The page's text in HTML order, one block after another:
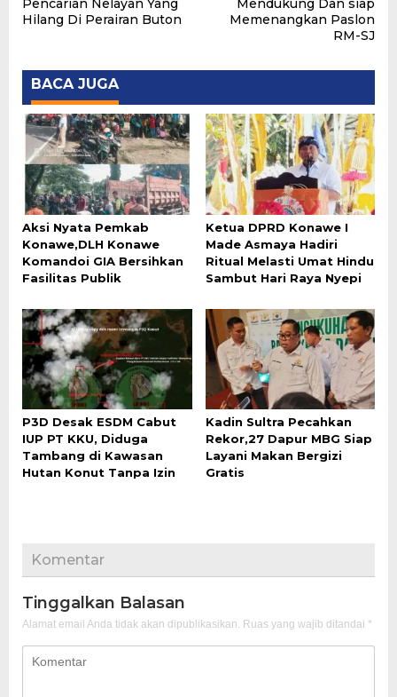
Pencarian Nelayan Yang
Hilang Di Perairan Buton
Mendukung Dan siap
Memenangkan Paslon
RM-SJ
BACA JUGA
Aksi Nyata Pemkab
Konawe,DLH Konawe
Komandoi GIA Bersihkan
Fasilitas Publik
Ketua DPRD Konawe I
Made Asmaya Hadiri
Ritual Melasti Umat Hindu
Sambut Hari Raya Nyepi
P3D Desak ESDM Cabut
IUP PT KKU, Diduga
Tambang di Kawasan
Hutan Konut Tanpa Izin
Kadin Sultra Pecahkan
Rekor,27 Dapur MBG Siap
Layani Makan Bergizi
Gratis
Komentar
Tinggalkan Balasan
Alamat email Anda tidak akan dipublikasikan. Ruas yang wajib ditandai *